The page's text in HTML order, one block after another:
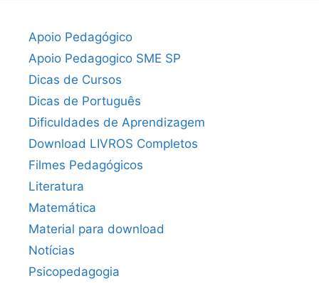
Apoio Pedagógico
Apoio Pedagogico SME SP
Dicas de Cursos
Dicas de Português
Dificuldades de Aprendizagem
Download LIVROS Completos
Filmes Pedagógicos
Literatura
Matemática
Material para download
Notícias
Psicopedagogia